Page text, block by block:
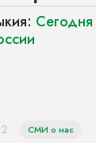
СМИ о нас